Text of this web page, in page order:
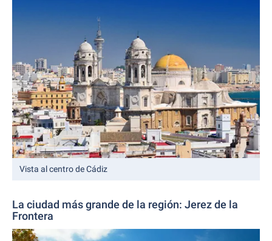
Vista al centro de Cádiz
La ciudad más grande de la región: Jerez de la
Frontera